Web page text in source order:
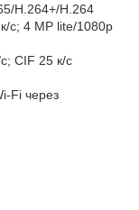
H.264+/H.264
к/с; 4 MP lite/1080p
CIF 25 к/с
Fi через